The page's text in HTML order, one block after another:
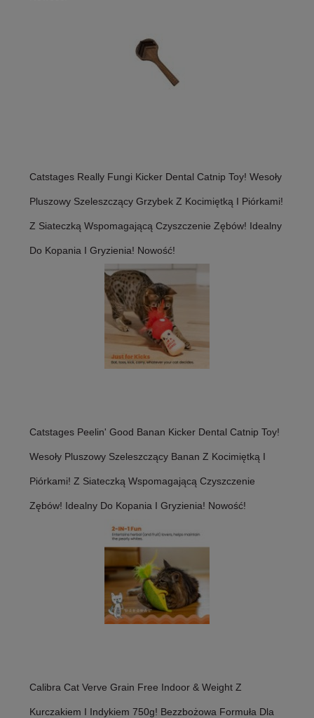
Catstages Really Fungi Kicker Dental Catnip Toy! Wesoły
Pluszowy Szeleszczący Grzybek Z Kocimiętką I Piórkami!
Z Siateczką Wspomagającą Czyszczenie Zębów! Idealny
Do Kopania I Gryzienia! Nowość!
Catstages Peelin' Good Banan Kicker Dental Catnip Toy!
Wesoły Pluszowy Szeleszczący Banan Z Kocimiętką I
Piórkami! Z Siateczką Wspomagającą Czyszczenie
Zębów! Idealny Do Kopania I Gryzienia! Nowość!
Calibra Cat Verve Grain Free Indoor & Weight Z
Kurczakiem I Indykiem 750g! Bezzbożowa Formuła Dla